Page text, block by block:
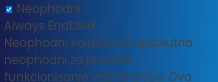
Neophodni
Always Enabled
Neophodni kolačići su apsolutno
neophodni za pravilno
funkcionisanje veb stranice. Ova